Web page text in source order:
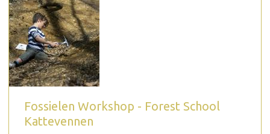
Fossielen Workshop - Forest School
Kattevennen